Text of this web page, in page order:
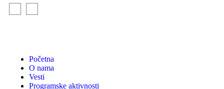
Početna
O nama
Vesti
Programske aktivnosti